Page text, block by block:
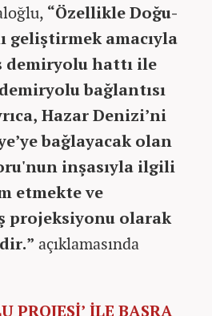
“Özellikle Doğu-
geliştirmek amacıyla
hattı ile
bağlantısı
Hazar Denizi’ni
bağlayacak olan
inşasıyla ilgili
etmekte ve
projeksiyonu olarak
açıklamasında
PROJESİ’ İLE BASRA